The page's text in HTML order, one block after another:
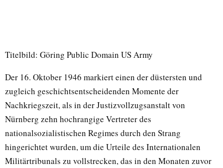
Titelbild: Göring Public Domain US Army
Der 16. Oktober 1946 markiert einen der düstersten und
zugleich geschichtsentscheidenden Momente der
Nachkriegszeit, als in der Justizvollzugsanstalt von
Nürnberg zehn hochrangige Vertreter des
nationalsozialistischen Regimes durch den Strang
hingerichtet wurden, um die Urteile des Internationalen
Militärtribunals zu vollstrecken, das in den Monaten zuvor